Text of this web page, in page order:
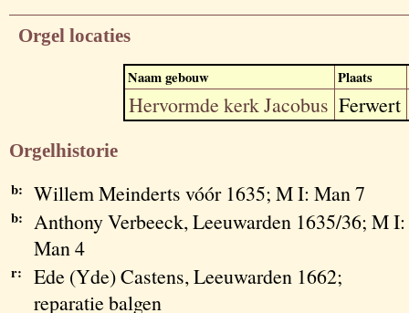
Orgel locaties
Naam gebouw Plaats
Hervormde kerk Jacobus Ferwert
Orgelhistorie
b: Willem Meinderts vóór 1635; M I: Man 7
b:
Anthony Verbeeck, Leeuwarden 1635/36; M I:
Man 4
r:
Ede (Yde) Castens, Leeuwarden 1662;
reparatie balgen